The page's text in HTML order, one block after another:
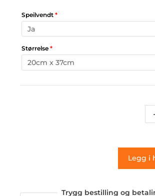
Speilvendt *
Størrelse *
Legg i
Trygg bestilling og